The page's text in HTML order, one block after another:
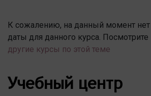
К сожалению, на данный момент нет
даты для данного курса. Посмотрите
другие курсы по этой теме
Учебный центр